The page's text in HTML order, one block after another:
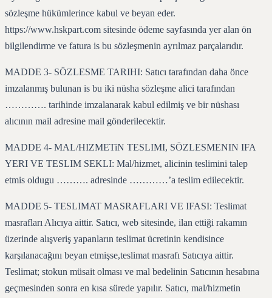
sözleşme hükümlerince kabul ve beyan eder.
https://www.hskpart.com sitesinde ödeme sayfasında yer alan ön
bilgilendirme ve fatura is bu sözleşmenin ayrılmaz parçalarıdır.
MADDE 3- SÖZLESME TARIHI: Satıcı tarafından daha önce
imzalanmış bulunan is bu iki nüsha sözleşme alici tarafından
…………. tarihinde imzalanarak kabul edilmiş ve bir nüshası
alıcının mail adresine mail gönderilecektir.
MADDE 4- MAL/HIZMETiN TESLIMI, SÖZLESMENIN IFA
YERI VE TESLIM SEKLI: Mal/hizmet, alicinin teslimini talep
etmis oldugu ………. adresinde …………’a teslim edilecektir.
MADDE 5- TESLIMAT MASRAFLARI VE IFASI: Teslimat
masrafları Alıcıya aittir. Satıcı, web sitesinde, ilan ettiği rakamın
üzerinde alışveriş yapanların teslimat ücretinin kendisince
karşılanacağını beyan etmişse,teslimat masrafı Satıcıya aittir.
Teslimat; stokun müsait olması ve mal bedelinin Satıcının hesabına
geçmesinden sonra en kısa sürede yapılır. Satıcı, mal/hizmetin